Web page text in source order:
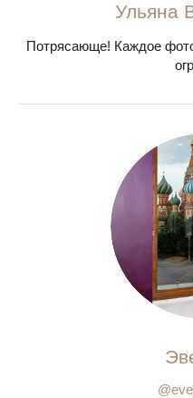
Ульяна
Потрясающе! Каждое